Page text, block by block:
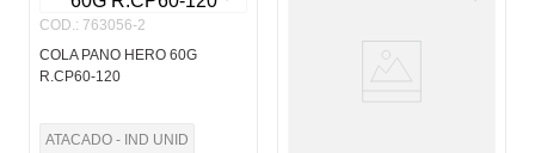
COD.: 763056-2
COLA PANO HERO 60G
R.CP60-120
ATACADO - IND UNID